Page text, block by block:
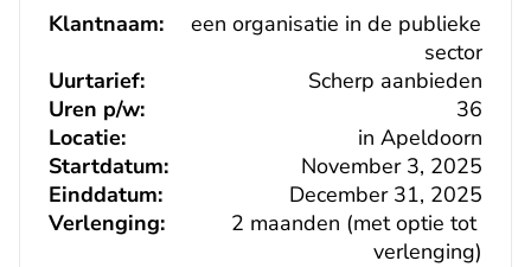
Klantnaam:
een organisatie in de publieke
sector
Uurtarief:
Scherp aanbieden
36
Uren p/w:
Locatie:
in Apeldoorn
Verlenging:
2 maanden (met optie tot
verlenging)
Einddatum: December 31, 2025
Startdatum: November 3, 2025